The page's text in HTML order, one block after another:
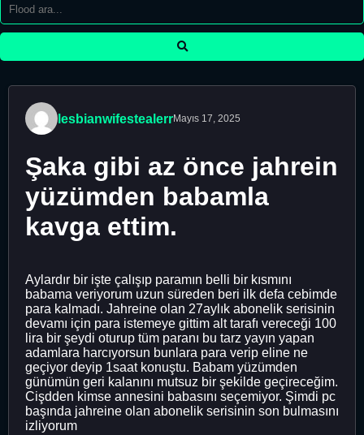
lesbianwifestealerrMayıs 17, 2025
Şaka gibi az önce jahrein
yüzümden babamla
kavga ettim.
Aylardır bir işte çalışıp paramın belli bir kısmını
babama veriyorum uzun süreden beri ilk defa cebimde
para kalmadı. Jahreine olan 27aylık abonelik serisinin
devamı için para istemeye gittim alt tarafı vereceği 100
lira bir şeydi oturup tüm paranı bu tarz yayın yapan
adamlara harcıyorsun bunlara para verip eline ne
geçiyor deyip 1saat konuştu. Babam yüzümden
günümün geri kalanını mutsuz bir şekilde geçireceğim.
Cişdden kimse annesini babasını seçemiyor. Şimdi pc
başında jahreine olan abonelik serisinin son bulmasını
izliyorum